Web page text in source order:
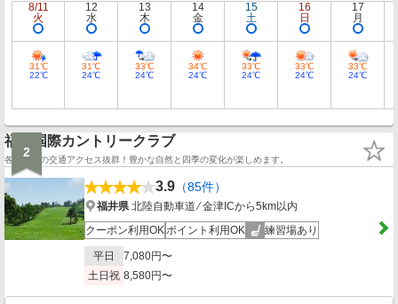
8/11
火
31℃
22℃
12
水
31℃
24℃
13
木
33℃
24℃
14
金
34℃
24℃
15
土
33℃
24℃
16
日
33℃
24℃
17
月
33℃
24℃
2
福井国際カントリークラブ
各地よりの交通アクセス抜群！豊かな自然と四季の変化が楽しめます。
3.9 （85件）
福井県北陸自動車道 ⁄ 金津ICから5km以内
クーポン利用OKポイント利用OK 練習場あり
平日
7,080円〜
土日祝 8,580円〜